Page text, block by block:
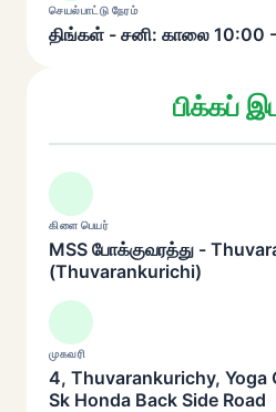
செயல்பாட்டு நேரம்
திங்கள் - சனி: காலை 10:00
பிக்கப்
கிளை பெயர்
MSS போக்குவரத்து -
(Thuvarankurichi)
முகவரி
4, Thuvarankurichy, Yoga
Sk Honda Back Side Road